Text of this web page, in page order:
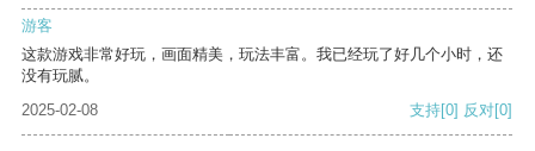
游客
这款游戏非常好玩，画面精美，玩法丰富。我已经玩了好几个小时，还
没有玩腻。
2025-02-08
支持[0] 反对[0]